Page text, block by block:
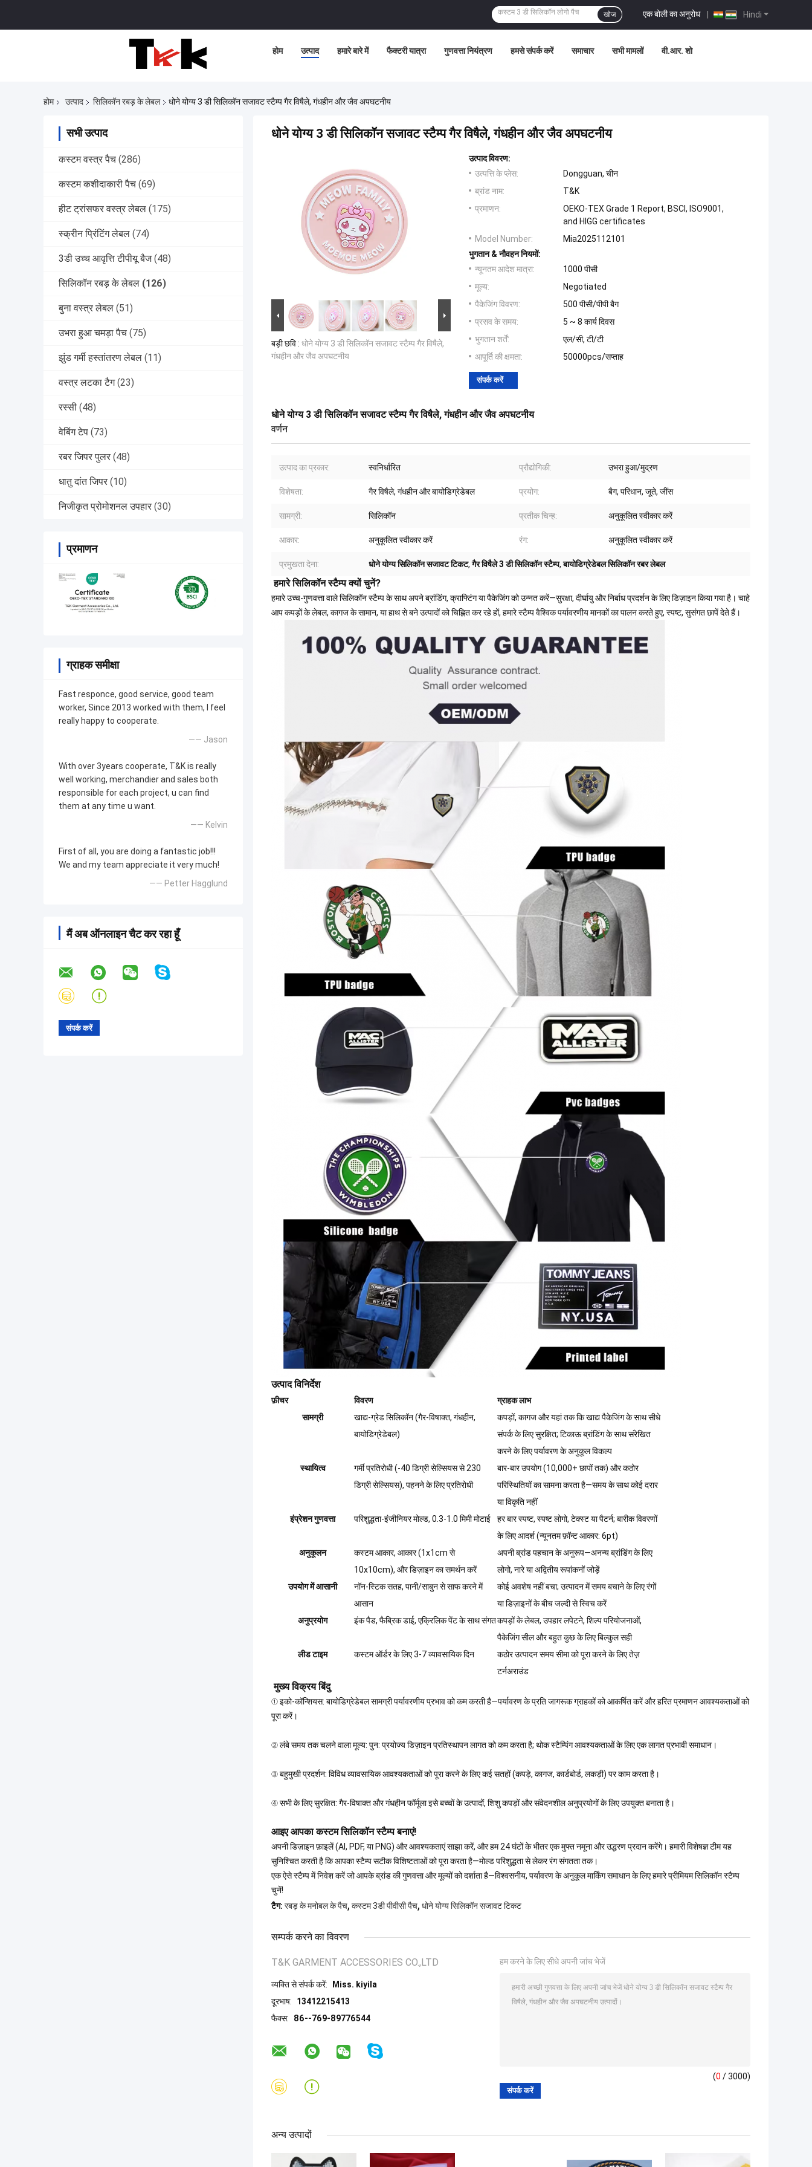
Hindi
एक बोली का अनुरोध |
खोज
होम उत्पाद हमारे बारे में फैक्टरी यात्रा गुणवत्ता नियंत्रण हमसे संपर्क करें समाचार सभी मामलों वी.आर. शो
होम उत्पाद सिलिकॉन रबड़ के लेबल धोने योग्य 3 डी सिलिकॉन सजावट स्टैम्प गैर विषैले, गंधहीन और जैव अपघटनीय
सभी उत्पाद
कस्टम वस्त्र पैच (286)
कस्टम कशीदाकारी पैच (69)
हीट ट्रांसफर वस्त्र लेबल (175)
स्क्रीन प्रिंटिंग लेबल (74)
3डी उच्च आवृत्ति टीपीयू बैज (48)
सिलिकॉन रबड़ के लेबल (126)
बुना वस्त्र लेबल (51)
उभरा हुआ चमड़ा पैच (75)
झुंड गर्मी हस्तांतरण लेबल (11)
वस्त्र लटका टैग (23)
रस्सी (48)
वेबिंग टेप (73)
रबर जिपर पुलर (48)
धातु दांत जिपर (10)
निजीकृत प्रोमोशनल उपहार (30)
प्रमाणन
ग्राहक समीक्षा
Fast responce, good service, good team
worker, Since 2013 worked with them, I feel
really happy to cooperate.
—— Jason
With over 3years cooperate, T&K is really
well working, merchandier and sales both
responsible for each project, u can find
them at any time u want.
—— Kelvin
First of all, you are doing a fantastic job!!!
We and my team appreciate it very much!
—— Petter Hagglund
मैं अब ऑनलाइन चैट कर रहा हूँ
धोने योग्य 3 डी सिलिकॉन सजावट स्टैम्प गैर विषैले, गंधहीन और जैव अपघटनीय
बड़ी छवि : धोने योग्य 3 डी सिलिकॉन सजावट स्टैम्प गैर विषैले,
गंधहीन और जैव अपघटनीय
उत्पाद विवरण:
उत्पत्ति के प्लेस:
Dongguan, चीन
ब्रांड नाम:
T&K
प्रमाणन:
OEKO-TEX Grade 1 Report, BSCI, ISO9001,
and HIGG certificates
Model Number:
Mia2025112101
भुगतान & नौवहन नियमों:
न्यूनतम आदेश मात्रा:
1000 पीसी
मूल्य:
Negotiated
पैकेजिंग विवरण:
500 पीसी/पीपी बैग
प्रसव के समय:
5 ~ 8 कार्य दिवस
भुगतान शर्तें:
एल/सी, टी/टी
आपूर्ति की क्षमता:
50000pcs/सप्ताह
संपर्क करें
धोने योग्य 3 डी सिलिकॉन सजावट स्टैम्प गैर विषैले, गंधहीन और जैव अपघटनीय
वर्णन
उत्पाद का प्रकार: स्वनिर्धारित प्रौद्योगिकी: उभरा हुआ/मुद्रण
विशेषता: गैर विषैले, गंधहीन और बायोडिग्रेडेबल प्रयोग: बैग, परिधान, जूते, जींस
सामग्री: सिलिकॉन प्रतीक चिन्ह: अनुकूलित स्वीकार करें
आकार: अनुकूलित स्वीकार करें रंग: अनुकूलित स्वीकार करें
प्रमुखता देना: धोने योग्य सिलिकॉन सजावट टिकट,गैर विषैले 3 डी सिलिकॉन स्टैम्प,बायोडिग्रेडेबल सिलिकॉन रबर लेबल
हमारे सिलिकॉन स्टैम्प क्यों चुनें?
हमारे उच्च-गुणवत्ता वाले सिलिकॉन स्टैम्प के साथ अपने ब्रांडिंग, क्राफ्टिंग या पैकेजिंग को उन्नत करें—सुरक्षा, दीर्घायु और निर्बाध प्रदर्शन के लिए डिज़ाइन किया गया है। चाहे
आप कपड़ों के लेबल, कागज के सामान, या हाथ से बने उत्पादों को चिह्नित कर रहे हों, हमारे स्टैम्प वैश्विक पर्यावरणीय मानकों का पालन करते हुए, स्पष्ट, सुसंगत छापें देते हैं।
उत्पाद विनिर्देश
फ़ीचर विवरण
ग्राहक लाभ
सामग्री
खाद्य-ग्रेड सिलिकॉन (गैर-विषाक्त, गंधहीन,
बायोडिग्रेडेबल)
कपड़ों, कागज और यहां तक ​​कि खाद्य पैकेजिंग के साथ सीधे
संपर्क के लिए सुरक्षित; टिकाऊ ब्रांडिंग के साथ संरेखित
करने के लिए पर्यावरण के अनुकूल विकल्प
स्थायित्व
गर्मी प्रतिरोधी (-40 डिग्री सेल्सियस से 230
डिग्री सेल्सियस), पहनने के लिए प्रतिरोधी
बार-बार उपयोग (10,000+ छापों तक) और कठोर
परिस्थितियों का सामना करता है—समय के साथ कोई दरार
या विकृति नहीं
इंप्रेशन गुणवत्ता
परिशुद्धता-इंजीनियर मोल्ड, 0.3-1.0 मिमी मोटाई
हर बार स्पष्ट, स्पष्ट लोगो, टेक्स्ट या पैटर्न; बारीक विवरणों
के लिए आदर्श (न्यूनतम फ़ॉन्ट आकार: 6pt)
अनुकूलन
कस्टम आकार, आकार (1x1cm से
10x10cm), और डिज़ाइन का समर्थन करें
अपनी ब्रांड पहचान के अनुरूप—अनन्य ब्रांडिंग के लिए
लोगो, नारे या अद्वितीय रूपांकनों जोड़ें
उपयोग में आसानी
नॉन-स्टिक सतह, पानी/साबुन से साफ करने में
आसान
कोई अवशेष नहीं बचा; उत्पादन में समय बचाने के लिए रंगों
या डिज़ाइनों के बीच जल्दी से स्विच करें
अनुप्रयोग
इंक पैड, फैब्रिक डाई, एक्रिलिक पेंट के साथ संगतकपड़ों के लेबल, उपहार लपेटने, शिल्प परियोजनाओं,
पैकेजिंग सील और बहुत कुछ के लिए बिल्कुल सही
लीड टाइम
कस्टम ऑर्डर के लिए 3-7 व्यावसायिक दिन
कठोर उत्पादन समय सीमा को पूरा करने के लिए तेज़
टर्नअराउंड
मुख्य विक्रय बिंदु
① इको-कॉन्शियस: बायोडिग्रेडेबल सामग्री पर्यावरणीय प्रभाव को कम करती है—पर्यावरण के प्रति जागरूक ग्राहकों को आकर्षित करें और हरित प्रमाणन आवश्यकताओं को
पूरा करें।
② लंबे समय तक चलने वाला मूल्य: पुन: प्रयोज्य डिज़ाइन प्रतिस्थापन लागत को कम करता है; थोक स्टैम्पिंग आवश्यकताओं के लिए एक लागत प्रभावी समाधान।
③ बहुमुखी प्रदर्शन: विविध व्यावसायिक आवश्यकताओं को पूरा करने के लिए कई सतहों (कपड़े, कागज, कार्डबोर्ड, लकड़ी) पर काम करता है।
④ सभी के लिए सुरक्षित: गैर-विषाक्त और गंधहीन फॉर्मूला इसे बच्चों के उत्पादों, शिशु कपड़ों और संवेदनशील अनुप्रयोगों के लिए उपयुक्त बनाता है।
आइए आपका कस्टम सिलिकॉन स्टैम्प बनाएं!
अपनी डिज़ाइन फ़ाइलें (AI, PDF, या PNG) और आवश्यकताएं साझा करें, और हम 24 घंटों के भीतर एक मुफ्त नमूना और उद्धरण प्रदान करेंगे। हमारी विशेषज्ञ टीम यह
सुनिश्चित करती है कि आपका स्टैम्प सटीक विशिष्टताओं को पूरा करता है—मोल्ड परिशुद्धता से लेकर रंग संगतता तक।
एक ऐसे स्टैम्प में निवेश करें जो आपके ब्रांड की गुणवत्ता और मूल्यों को दर्शाता है—विश्वसनीय, पर्यावरण के अनुकूल मार्किंग समाधान के लिए हमारे प्रीमियम सिलिकॉन स्टैम्प
चुनें!
टैग: रबड़ के मनोबल के पैच, कस्टम 3डी पीवीसी पैच, धोने योग्य सिलिकॉन सजावट टिकट
सम्पर्क करने का विवरण
T&K GARMENT ACCESSORIES CO.,LTD
व्यक्ति से संपर्क करें:
Miss. kiyila
दूरभाष:
13412215413
फैक्स:
86--769-89776544
हम करने के लिए सीधे अपनी जांच भेजें
(0 / 3000)
अन्य उत्पादों